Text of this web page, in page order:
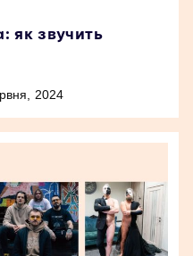
як звучить
2024